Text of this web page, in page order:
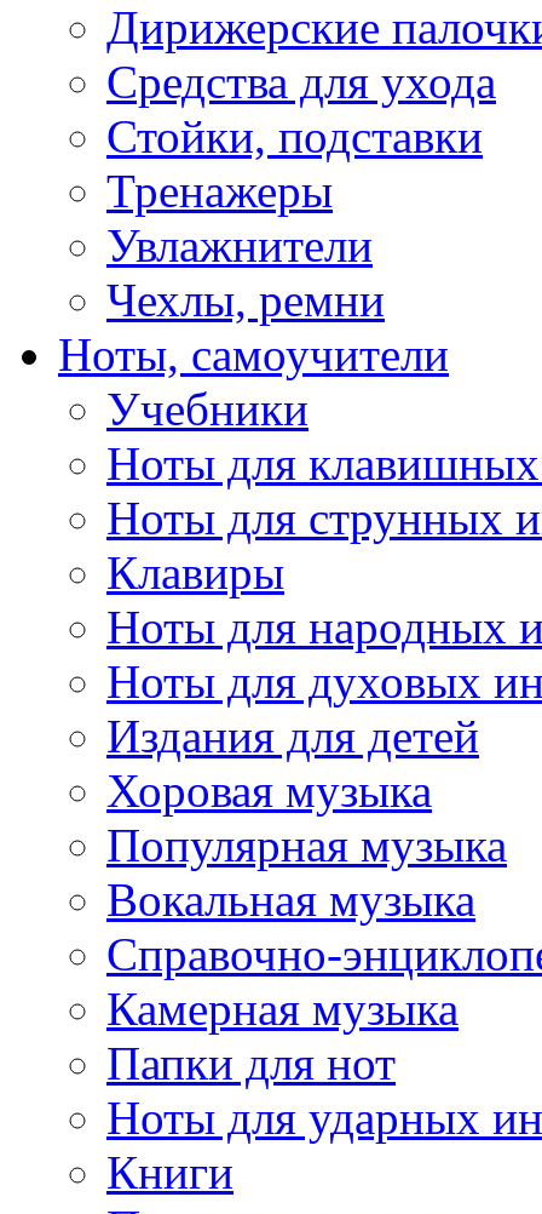
Дирижерские
Средства для ухода
Стойки, подставки
Тренажеры
Увлажнители
Чехлы, ремни
Ноты, самоучители
Учебники
Ноты для клавишных
Ноты для струнных
Клавиры
Ноты для народных
Ноты для духовых
Издания для детей
Хоровая музыка
Популярная музыка
Вокальная музыка
Справочно-
Камерная музыка
Папки для нот
Ноты для ударных
Книги